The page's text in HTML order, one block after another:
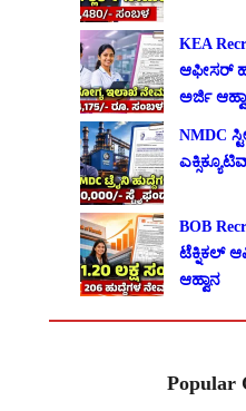
KEA
ಆಫೀಸರ್
ಅರ್ಜಿ
NMDC
BOB
ಟೆಕ್ನಿಕಲ್
ಆಹ್ವಾನ
Popular